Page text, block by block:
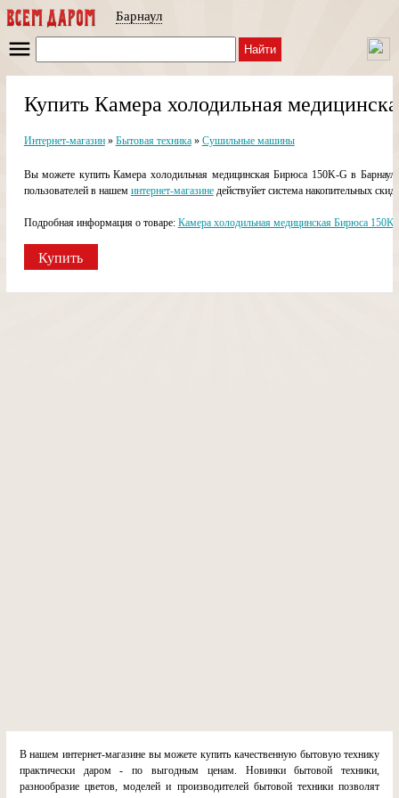
Барнаул
Найти
Купить Камера холодильная
Интернет-магазин» Бытовая техника» Сушильные машины
Вы можете купить Камера холодильная медицинская Бирюса 150K-G в
пользователей в нашем интернет-магазинедействуйет система накопительных
Подробная информация о товаре: Камера холодильная медицинская Бирюса 150K-
Купить
В нашем интернет-магазине вы можете купить качественную бытовую технику
практически даром - по выгодным ценам. Новинки бытовой техники,
разнообразие цветов, моделей и производителей бытовой техники позволят